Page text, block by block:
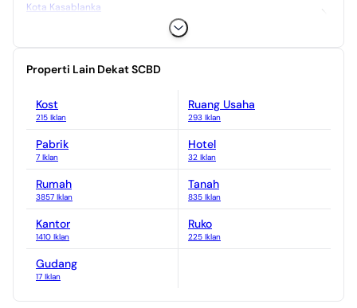
Kota Kasablanka
5.674 Properti
Lippo Mall Kemang
Pondok Indah Mall
3.051 Properti
2.327 Properti
Properti Lain Dekat SCBD
Kost
215 Iklan
Ruang Usaha
293 Iklan
Pabrik
7 Iklan
Hotel
32 Iklan
Rumah
3857 Iklan
Tanah
835 Iklan
Kantor
1410 Iklan
Ruko
225 Iklan
Gudang
17 Iklan